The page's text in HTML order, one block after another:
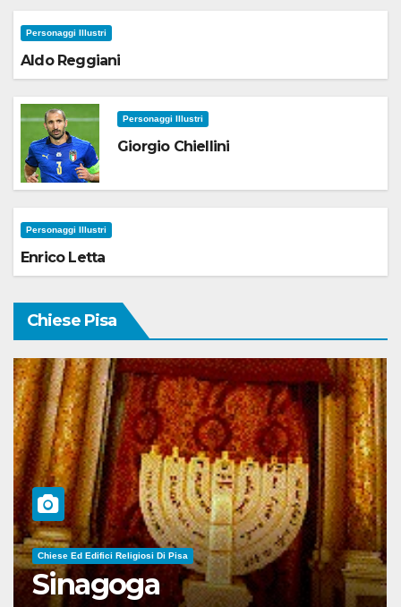
Personaggi Illustri
Aldo Reggiani
Personaggi Illustri
Giorgio Chiellini
Personaggi Illustri
Enrico Letta
Chiese Pisa
Chiese Ed Edifici Religiosi Di Pisa
Sinagoga